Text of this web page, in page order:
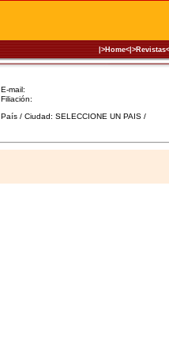
|>Home<|>Revistas<
E-mail:
Filiación:
País / Ciudad: SELECCIONE UN PAIS /